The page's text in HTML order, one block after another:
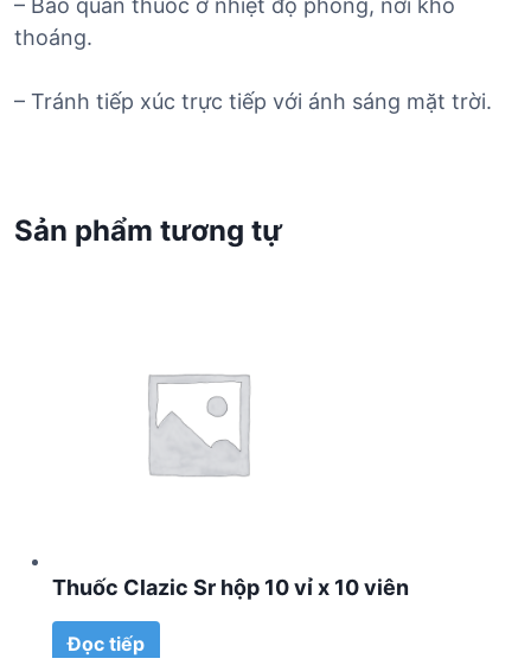
– Bảo quản thuốc ở nhiệt độ phòng, nơi khô
thoáng.
– Tránh tiếp xúc trực tiếp với ánh sáng mặt trời.
Sản phẩm tương tự
Thuốc Clazic Sr hộp 10 vỉ x 10 viên
Đọc tiếp